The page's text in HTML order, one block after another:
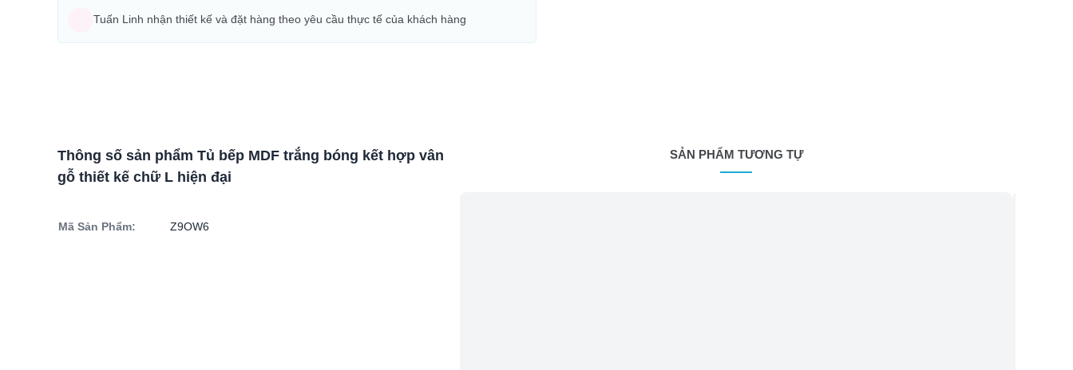
Tuấn Linh nhận thiết kế và đặt hàng theo yêu cầu thực tế của khách hàng
Thông số sản phẩm Tủ bếp MDF trắng bóng kết hợp vân
gỗ thiết kế chữ L hiện đại
Mã Sản Phẩm: Z9OW6
SẢN PHẨM TƯƠNG TỰ